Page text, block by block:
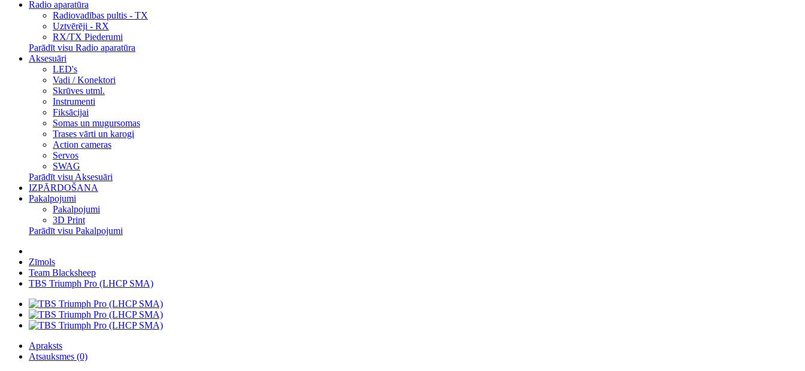
Radio aparatūra
Radiovadības pultis - TX
Uztvērēji - RX
RX/TX Piederumi
Parādīt visu Radio aparatūra
Aksesuāri
LED's
Vadi / Konektori
Skrūves utml.
Instrumenti
Fiksācijai
Somas un mugursomas
Trases vārti un karogi
Action cameras
Servos
SWAG
Parādīt visu Aksesuāri
IZPĀRDOŠANA
Pakalpojumi
Pakalpojumi
3D Print
Parādīt visu Pakalpojumi
Zīmols
Team Blacksheep
TBS Triumph Pro (LHCP SMA)
Apraksts
Atsauksmes (0)